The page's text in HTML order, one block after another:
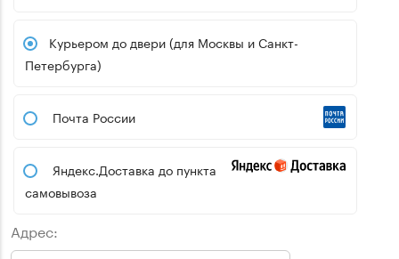
Курьером до двери (для Москвы и Санкт-
Петербурга)
Почта России
Яндекс.Доставка до пункта
самовывоза
Адрес: